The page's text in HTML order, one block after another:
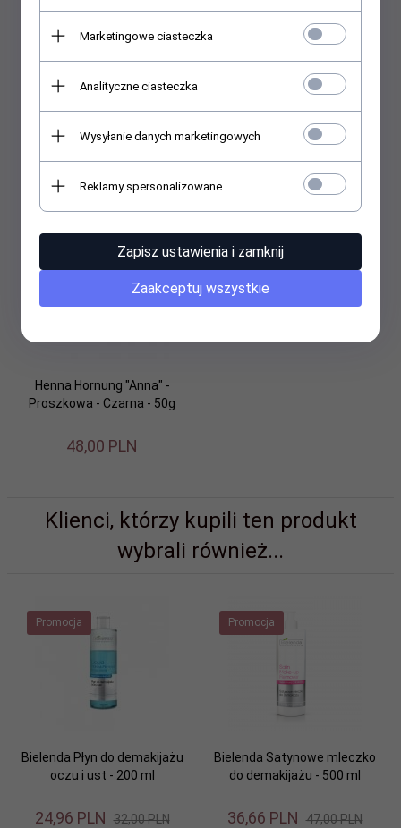
Henna Hornung "Anna" -
Proszkowa - Czarna - 20g
20,50PLN
Henna Hornung "Anna" -
Proszkowa - Grafitowa - 50g
PLN
Henna Hornung "Anna" -
Proszkowa - Czarna - 50g
48,00 PLN
Klienci, którzy kupili ten produkt
wybrali również...
Promocja
Bielenda Płyn do demakijażu
oczu i ust - 200 ml
24,96 PLN 32,00 PLN
Promocja
Bielenda Satynowe mleczko
do demakijażu - 500 ml
36,66 PLN 47,00 PLN
Marketingowe ciasteczka
Analityczne ciasteczka
Wysyłanie danych marketingowych
Reklamy spersonalizowane
Zapisz ustawienia i zamknij
Zaakceptuj wszystkie